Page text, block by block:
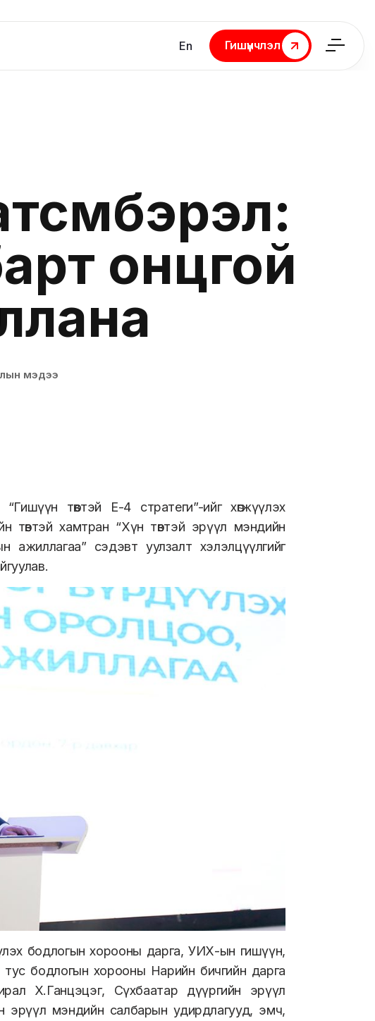
En
Гишүүнчлэл
Гишүүнчлэл
онцгой
мэдээ
төвтэй Е-4 стратеги”-ийг хөгжүүлэх
төвтэй хамтран “Хүн төвтэй эрүүл мэндийн
сэдэвт уулзалт хэлэлцүүлгийг
бодлогын хорооны дарга, УИХ-ын гишүүн,
бодлогын хорооны Нарийн бичгийн дарга
Х.Ганцэцэг, Сүхбаатар дүүргийн эрүүл
эрүүл мэндийн салбарын удирдлагууд, эмч,